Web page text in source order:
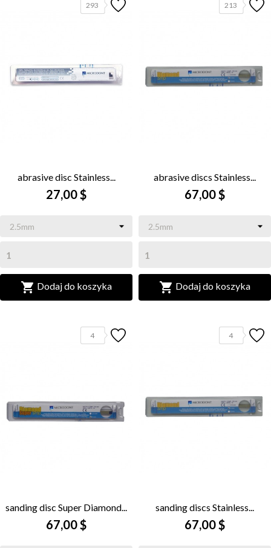
293
abrasive disc Stainless...
27,00 $
 Dodaj do koszyka
213
abrasive discs Stainless...
67,00 $
 Dodaj do koszyka
4
sanding disc Super Diamond...
67,00 $
4
sanding discs Stainless...
67,00 $